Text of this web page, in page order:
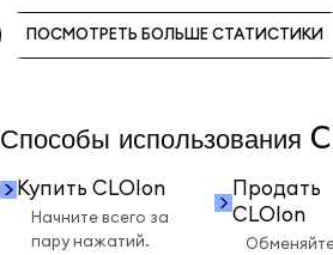
ПОСМОТРЕТЬ БОЛЬШЕ СТАТИСТИКИ
Способы
Купить CLOIon
Начните всего за
пару нажатий.
Продать
CLOIon